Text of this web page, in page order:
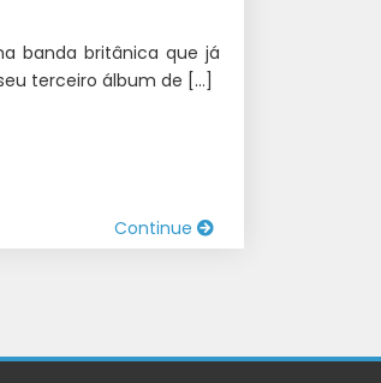
banda britânica que já
terceiro álbum de […]
Continue